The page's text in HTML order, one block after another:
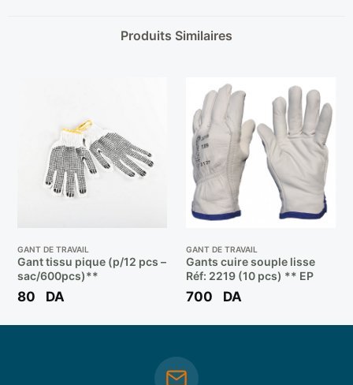
Produits Similaires
GANT DE TRAVAIL
Gant tissu pique (p/12 pcs –
sac/600pcs)**
80 DA
GANT DE TRAVAIL
Gants cuire souple lisse
Réf: 2219 (10 pcs) ** EP
700 DA